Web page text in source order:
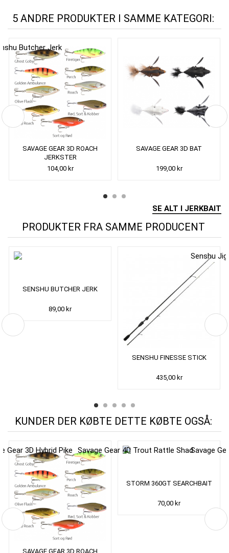
5 ANDRE PRODUKTER I SAMME KATEGORI:
SAVAGE GEAR 3D ROACH
JERKSTER
104,00 kr
SAVAGE GEAR 3D BAT
199,00 kr
SE ALT I JERKBAIT
PRODUKTER FRA SAMME PRODUCENT
SENSHU BUTCHER JERK
89,00 kr
SENSHU FINESSE STICK
435,00 kr
KUNDER DER KØBTE DETTE KØBTE OGSÅ:
SAVAGE GEAR 3D ROACH
STORM 360GT SEARCHBAIT
70,00 kr